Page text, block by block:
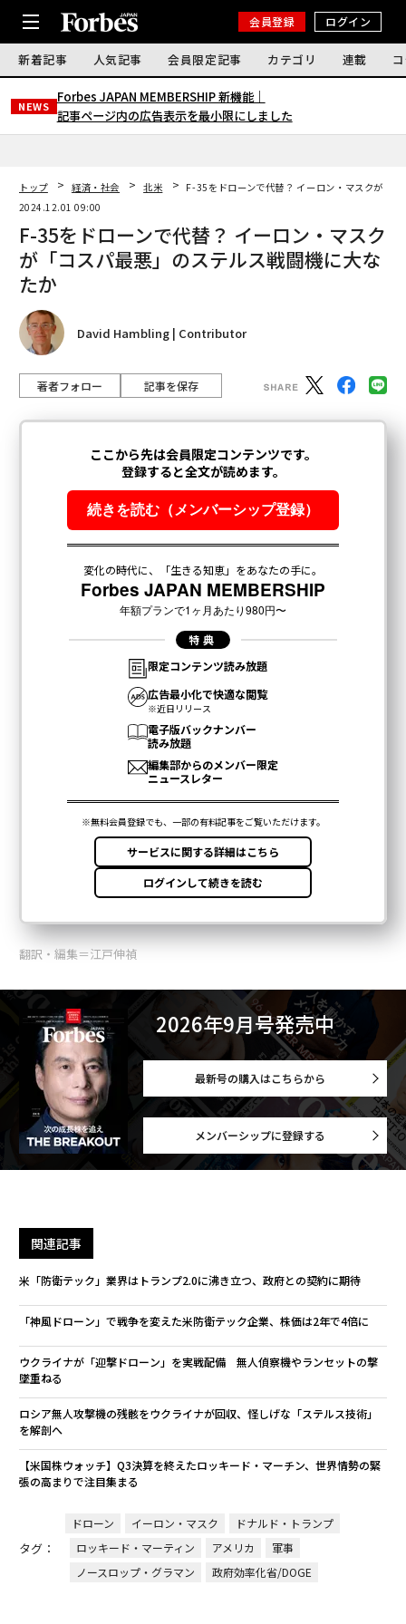
会員登録 ログイン
新着記事 人気記事 会員限定記事 カテゴリ 連載
NEWS
Forbes JAPAN MEMBERSHIP 新機能｜
記事ページ内の広告表示を最小限にしました
トップ 経済・社会 北米
F-35をドローンで代替？ イーロン・マスクが「
2024.12.01 09:00
F-35をドローンで代替？ イーロン・マスク
が「コスパ最悪」のステルス戦闘機に大な
たか
David Hambling | Contributor
著者フォロー 記事を保存
翻訳・編集＝江戸伸禎
2026年9月号発売中
最新号の購入はこちらから
メンバーシップに登録する
関連記事
米「防衛テック」業界はトランプ2.0に沸き立つ、政府との契約に期待
「神風ドローン」で戦争を変えた米防衛テック企業、株価は2年で4倍に
ウクライナが「迎撃ドローン」を実戦配備 無人偵察機やランセットの撃
墜重ねる
ロシア無人攻撃機の残骸をウクライナが回収、怪しげな「ステルス技術」
を解剖へ
【米国株ウォッチ】Q3決算を終えたロッキード・マーチン、世界情勢の緊
張の高まりで注目集まる
タグ：
ドローン イーロン・マスク
ドナルド・トランプ
ロッキード・マーティン
アメリカ
軍事
ノースロップ・グラマン
政府効率化省/DOGE